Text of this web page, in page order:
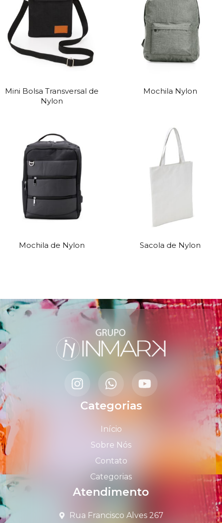
Mini Bolsa Transversal de
Nylon
Mochila Nylon
Mochila de Nylon Sacola de Nylon
Categorias
Início
Sobre Nós
Contato
Categorias
Atendimento
Rua Francisco Alves 267